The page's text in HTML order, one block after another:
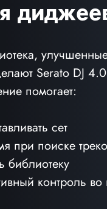
Serato DJ
помогает:
сет
при поиске
библиотеку
контроль